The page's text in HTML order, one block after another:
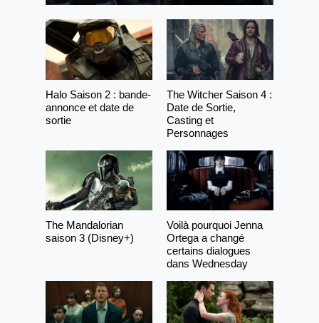
Halo Saison 2 : bande-
annonce et date de
sortie
The Witcher Saison 4 :
Date de Sortie,
Casting et
Personnages
The Mandalorian
saison 3 (Disney+)
Voilà pourquoi Jenna
Ortega a changé
certains dialogues
dans Wednesday